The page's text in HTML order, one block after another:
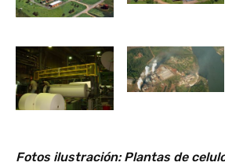
Fotos ilustración: Plantas de